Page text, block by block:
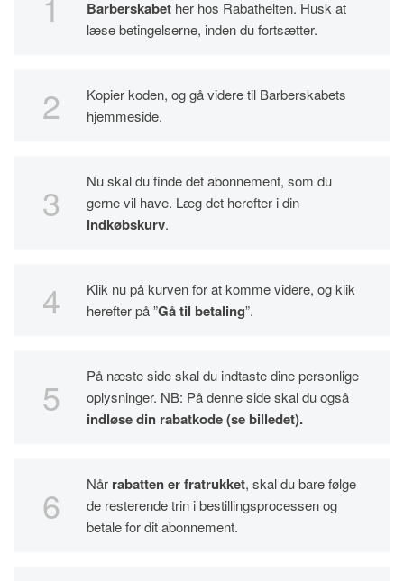
Barberskabet her hos Rabathelten. Husk at
læse betingelserne, inden du fortsætter.
Kopier koden, og gå videre til Barberskabets
hjemmeside.
Nu skal du finde det abonnement, som du
gerne vil have. Læg det herefter i din
indkøbskurv.
Klik nu på kurven for at komme videre, og klik
herefter på ”Gå til betaling”.
På næste side skal du indtaste dine personlige
oplysninger. NB: På denne side skal du også
indløse din rabatkode (se billedet).
Når rabatten er fratrukket, skal du bare følge
de resterende trin i bestillingsprocessen og
betale for dit abonnement.